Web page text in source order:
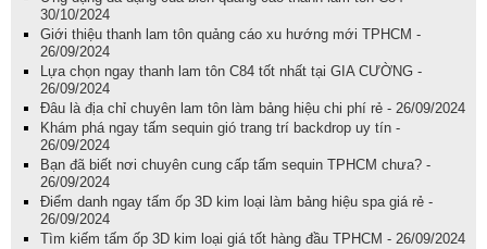
30/10/2024
Giới thiệu thanh lam tôn quảng cáo xu hướng mới TPHCM -
26/09/2024
Lựa chọn ngay thanh lam tôn C84 tốt nhất tại GIA CƯỜNG -
26/09/2024
Đâu là địa chỉ chuyên lam tôn làm bảng hiệu chi phí rẻ - 26/09/2024
Khám phá ngay tấm sequin gió trang trí backdrop uy tín -
26/09/2024
Bạn đã biết nơi chuyên cung cấp tấm sequin TPHCM chưa? -
26/09/2024
Điểm danh ngay tấm ốp 3D kim loại làm bảng hiệu spa giá rẻ -
26/09/2024
Tìm kiếm tấm ốp 3D kim loại giá tốt hàng đầu TPHCM - 26/09/2024